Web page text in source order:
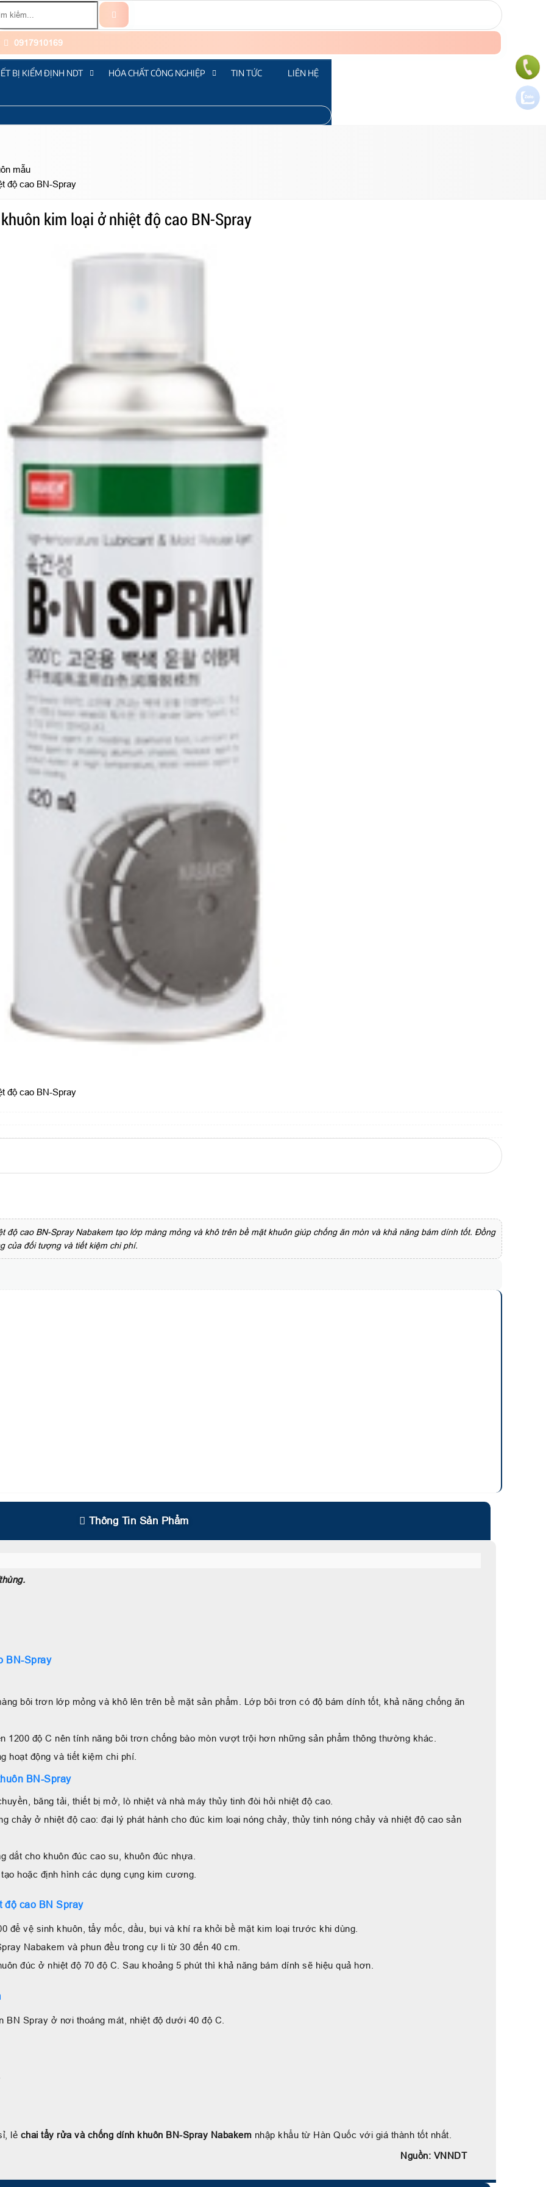
0917910169
BỊ KIỂM ĐỊNH NDT HÓA CHẤT CÔNG NGHIỆP TIN TỨC LIÊN HỆ
mẫu
độ cao BN-Spray
kim loại ở nhiệt độ cao BN-Spray
độ cao BN-Spray
độ cao BN-Spray Nabakem tạo lớp màng mỏng và khô trên bề mặt khuôn giúp chống ăn mòn và khả năng bám dính tốt. Đồng
của đối tượng và tiết kiệm chi phí.
Thông Tin Sản Phẩm
BN-Spray
bôi trơn lớp mỏng và khô lên trên bề mặt sản phẩm. Lớp bôi trơn có độ bám dính tốt, khả năng chống ăn
1200 độ C nên tính năng bôi trơn chống bào mòn vượt trội hơn những sản phẩm thông thường khác.
hoạt động và tiết kiệm chi phí.
BN-Spray
băng tải, thiết bị mở, lò nhiệt và nhà máy thủy tinh đòi hỏi nhiệt độ cao.
chảy ở nhiệt độ cao: đại lý phát hành cho đúc kim loại nóng chảy, thủy tinh nóng chảy và nhiệt độ cao sản
dắt cho khuôn đúc cao su, khuôn đúc nhựa.
hoặc định hình các dụng cụng kim cương.
độ cao BN Spray
để vệ sinh khuôn, tẩy mốc, dầu, bụi và khí ra khỏi bề mặt kim loại trước khi dùng.
Nabakem và phun đều trong cự li từ 30 đến 40 cm.
đúc ở nhiệt độ 70 độ C. Sau khoảng 5 phút thì khả năng bám dính sẽ hiệu quả hơn.
Spray ở nơi thoáng mát, nhiệt độ dưới 40 độ C.
lẻ chai tẩy rửa và chống dính khuôn BN-Spray Nabakem nhập khẩu từ Hàn Quốc với giá thành tốt nhất.
Nguồn: VNNDT